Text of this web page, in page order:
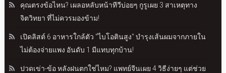
คุณตรงข้อไหน? เผลอหลับหน้าทีวีบ่อยๆ กูรูเผย 3 สาเหตุทาง
จิตวิทยา ที่ไม่ควรมองข้าม!
เปิดลิสต์ 6 อาหารใกล้ตัว "ไบโอตินสูง" บำรุงเส้นผมจากภายใน
ไม่ต้องจ่ายแพง อันดับ 1 มีแทบทุกบ้าน!
ปวดเข่า-ข้อ หลังฝนตกใช่ไหม? แพทย์จีนเผย 4 วิธีง่ายๆ แต่ช่วย